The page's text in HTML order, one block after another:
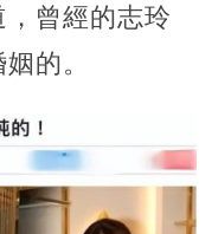
曾經的志玲
的。